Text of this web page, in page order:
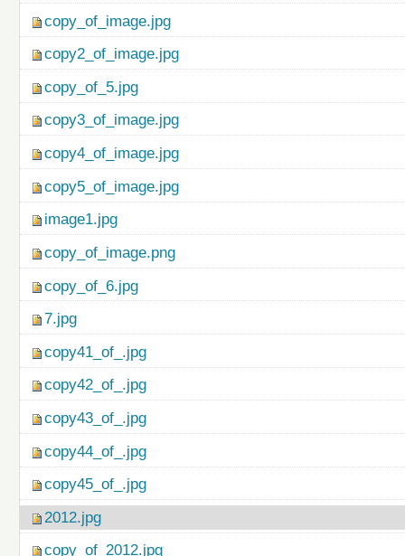
copy_of_image.jpg
copy2_of_image.jpg
copy_of_5.jpg
copy3_of_image.jpg
copy4_of_image.jpg
copy5_of_image.jpg
image1.jpg
copy_of_image.png
copy_of_6.jpg
7.jpg
copy41_of_.jpg
copy42_of_.jpg
copy43_of_.jpg
copy44_of_.jpg
copy45_of_.jpg
2012.jpg
copy_of_2012.jpg